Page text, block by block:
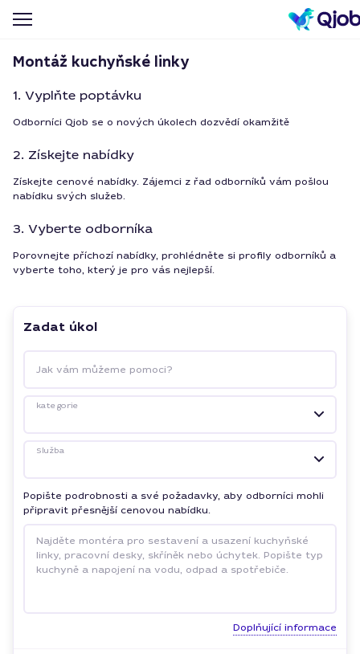
Montáž kuchyňské linky
1. Vyplňte poptávku
Odborníci Qjob se o nových úkolech dozvědí okamžitě
2. Získejte nabídky
Získejte cenové nabídky. Zájemci z řad odborníků vám pošlou
nabídku svých služeb.
3. Vyberte odborníka
Porovnejte příchozí nabídky, prohlédněte si profily odborníků a
vyberte toho, který je pro vás nejlepší.
Zadat úkol
Jak vám můžeme pomoci?
kategorie
Služba
Popište podrobnosti a své požadavky, aby odborníci mohli
připravit přesnější cenovou nabídku.
Doplňující informace